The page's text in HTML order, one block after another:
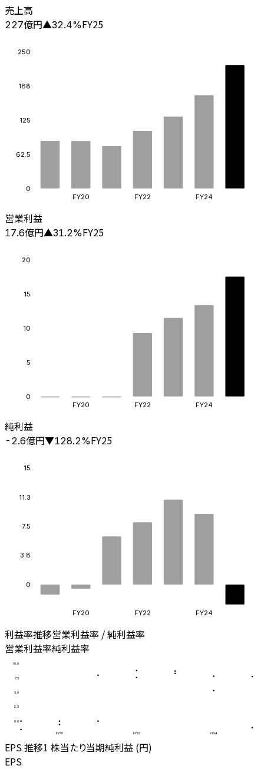
売上高
227億円▲32.4%FY25
0
62.5
125
188
250
FY20 FY22 FY24
営業利益
17.6億円▲31.2%FY25
0
5
10
15
20
FY20 FY22 FY24
純利益
-2.6億円▼128.2%FY25
0
3.8
7.5
11.3
15
FY20 FY22 FY24
利益率推移営業利益率 / 純利益率
営業利益率純利益率
0.0
2.5
5.0
7.5
10.0
FY20 FY22 FY24
EPS 推移1 株当たり当期純利益 (円)
EPS